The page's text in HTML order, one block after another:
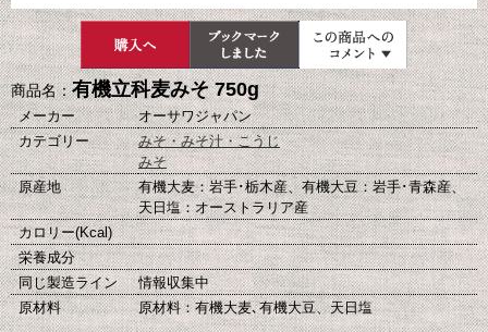
商品名：有機立科麦みそ 750g
メーカー
オーサワジャパン
カテゴリー
みそ・みそ汁・こうじ
みそ
原産地
有機大麦：岩手･栃木産、有機大豆：岩手･青森産、
天日塩：オーストラリア産
カロリー(Kcal)
栄養成分
同じ製造ライン
情報収集中
原材料
原材料：有機大麦､有機大豆、天日塩